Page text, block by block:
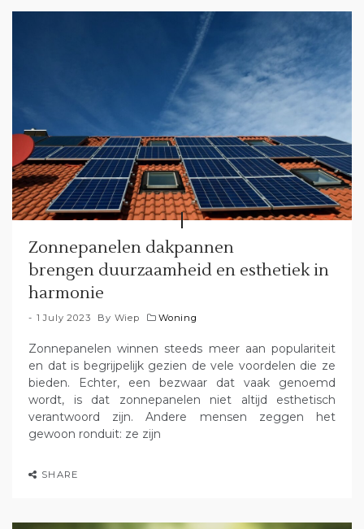
Zonnepanelen dakpannen
brengen duurzaamheid en esthetiek in
harmonie
1 July 2023 By Wiep Woning
Zonnepanelen winnen steeds meer aan populariteit
en dat is begrijpelijk gezien de vele voordelen die ze
bieden. Echter, een bezwaar dat vaak genoemd
wordt, is dat zonnepanelen niet altijd esthetisch
verantwoord zijn. Andere mensen zeggen het
gewoon ronduit: ze zijn
SHARE